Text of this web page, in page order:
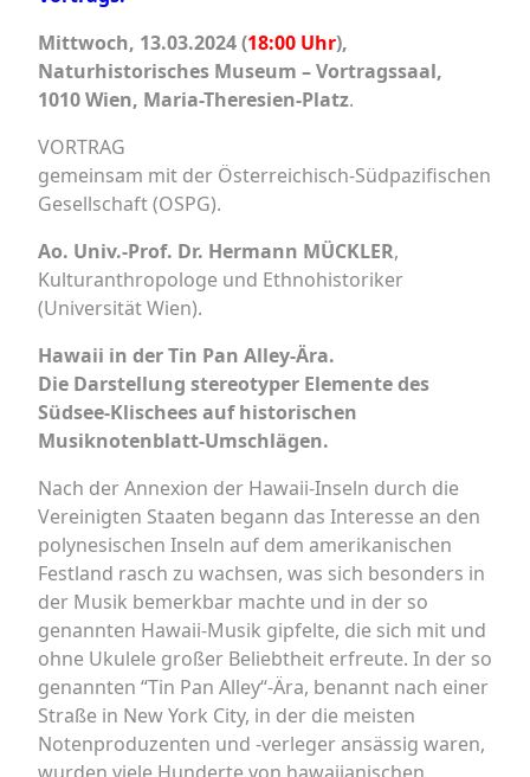
Mittwoch, 13.03.2024 (18:00 Uhr),
Naturhistorisches Museum – Vortragssaal,
1010 Wien, Maria-Theresien-Platz.
VORTRAG
gemeinsam mit der Österreichisch-Südpazifischen
Gesellschaft (OSPG).
Ao. Univ.-Prof. Dr. Hermann MÜCKLER,
Kulturanthropologe und Ethnohistoriker
(Universität Wien).
Hawaii in der Tin Pan Alley-Ära.
Die Darstellung stereotyper Elemente des
Südsee-Klischees auf historischen
Musiknotenblatt-Umschlägen.
Nach der Annexion der Hawaii-Inseln durch die
Vereinigten Staaten begann das Interesse an den
polynesischen Inseln auf dem amerikanischen
Festland rasch zu wachsen, was sich besonders in
der Musik bemerkbar machte und in der so
genannten Hawaii-Musik gipfelte, die sich mit und
ohne Ukulele großer Beliebtheit erfreute. In der so
genannten “Tin Pan Alley“-Ära, benannt nach einer
Straße in New York City, in der die meisten
Notenproduzenten und -verleger ansässig waren,